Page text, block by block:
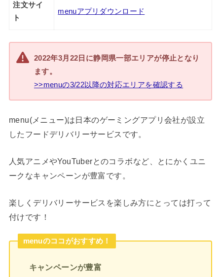
注文サイ
ト
menuアプリダウンロード
2022年3月22日に静岡県一部エリアが停止となり
ます。
>>menuの3/22以降の対応エリアを確認する
menu(メニュー)は日本のゲーミングアプリ会社が設立
したフードデリバリーサービスです。
人気アニメやYouTuberとのコラボなど、とにかくユニ
ークなキャンペーンが豊富です。
楽しくデリバリーサービスを楽しみ方にとっては打って
付けです！
menuのココがおすすめ！
キャンペーンが豊富